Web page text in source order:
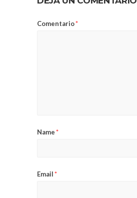
Comentario*
Name*
Email*